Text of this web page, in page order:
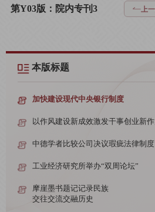
第Y03版：院内专刊3 上
本版标题
加快建设现代中央银行制度
以作风建设新成效激发干事创业新
中德学者比较公司决议瑕疵法律制度
工业经济研究所举办“双周论坛”
摩崖墨书题记记录民族
交往交流交融历史